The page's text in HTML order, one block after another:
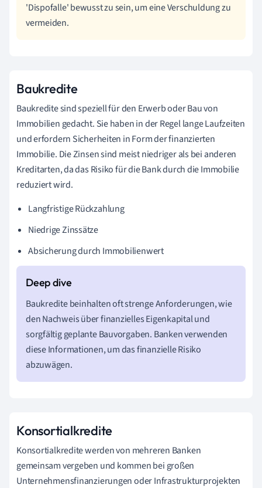
'Dispofalle' bewusst zu sein, um eine Verschuldung zu
vermeiden.
Baukredite
Baukredite sind speziell für den Erwerb oder Bau von
Immobilien gedacht. Sie haben in der Regel lange Laufzeiten
und erfordern Sicherheiten in Form der finanzierten
Immobilie. Die Zinsen sind meist niedriger als bei anderen
Kreditarten, da das Risiko für die Bank durch die Immobilie
reduziert wird.
Langfristige Rückzahlung
Niedrige Zinssätze
Absicherung durch Immobilienwert
Baukredite beinhalten oft strenge Anforderungen, wie
den Nachweis über finanzielles Eigenkapital und
sorgfältig geplante Bauvorgaben. Banken verwenden
diese Informationen, um das finanzielle Risiko
abzuwägen.
Konsortialkredite
Konsortialkredite werden von mehreren Banken
gemeinsam vergeben und kommen bei großen
Unternehmensfinanzierungen oder Infrastrukturprojekten